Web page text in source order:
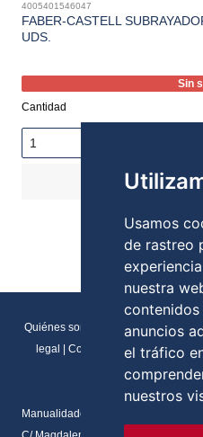
Usamos
de rastreo
nuestra
anuncios
el tráfico
nuestros
4005401546047
FABER-CASTELL
UDS.
Sin
Cantidad
3,94€
Quiénes somos Direcciones y
legal | Condiciones generales de
Manualidades Flores